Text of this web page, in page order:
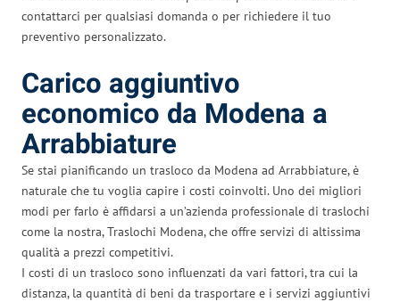
contattarci per qualsiasi domanda o per richiedere il tuo
preventivo personalizzato.
Carico aggiuntivo
economico da Modena a
Arrabbiature
Se stai pianificando un trasloco da Modena ad Arrabbiature, è
naturale che tu voglia capire i costi coinvolti. Uno dei migliori
modi per farlo è affidarsi a un’azienda professionale di traslochi
come la nostra, Traslochi Modena, che offre servizi di altissima
qualità a prezzi competitivi.
I costi di un trasloco sono influenzati da vari fattori, tra cui la
distanza, la quantità di beni da trasportare e i servizi aggiuntivi